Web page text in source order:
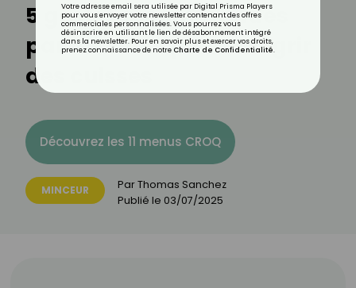
5 gestes recommandés
par les kinés pour maigrir
des cuisses
Découvrez les 11 menus CROQ
MINCEUR ParThomas Sanchez
Publié le 03/07/2025
Votre adresse email sera utilisée par Digital Prisma Players
pour vous envoyer votre newsletter contenant des offres
commerciales personnalisées. Vous pourrez vous
désinscrire en utilisant le lien de désabonnement intégré
dans la newsletter. Pour en savoir plus et exercer vos droits,
prenez connaissance de notre Charte de Confidentialité.